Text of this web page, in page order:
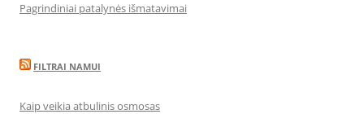
Pagrindiniai patalynės išmatavimai
FILTRAI NAMUI
Kaip veikia atbulinis osmosas